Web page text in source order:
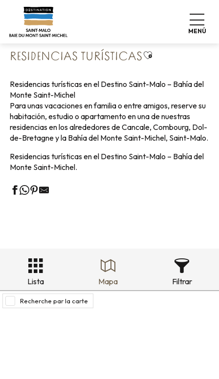
contenu
MENÚ
Home Haga las maletas
Residencias turísticas
RESIDENCIAS TURÍSTICASAjouter aux
Residencias turísticas en el Destino Saint-Malo – Bahía del
Monte Saint-Michel
Para unas vacaciones en familia o entre amigos, reserve su
habitación, estudio o apartamento en una de nuestras
residencias en los alrededores de Cancale, Combourg, Dol-
de-Bretagne y la Bahía del Monte Saint-Michel, Saint-Malo.
Residencias turísticas en el Destino Saint-Malo – Bahía del
Monte Saint-Michel.
Lista Mapa Filtrar
Recherche par la carte